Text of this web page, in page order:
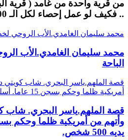
من قرية واحدة من غامد ( قرية
.. فكيف لو عمل إحصاء لكل الـ 300 قرية.
محمد سليمان الغامدي.الأب الروحي
محمد سليمان الغامدي.الأب
الباحة
قصة الملهم.ياسر البحري. شاب كويتي
أمريكية ظلما وحكم بسجن 15 عاما. أسلم على يديه 500 شخص.
قصة الملهم.ياسر البحري. شاب
يديه 500 شخص.